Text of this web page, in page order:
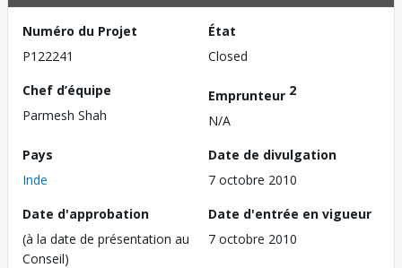
Numéro du Projet
P122241
État
Closed
Chef d’équipe
Parmesh Shah
Emprunteur 2
N/A
Pays
Inde
Date de divulgation
7 octobre 2010
Date d'approbation
(à la date de présentation au
Conseil)
Date d'entrée en vigueur
7 octobre 2010